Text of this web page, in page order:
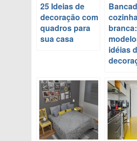
25 Ideias de
decoração com
quadros para
sua casa
idéias